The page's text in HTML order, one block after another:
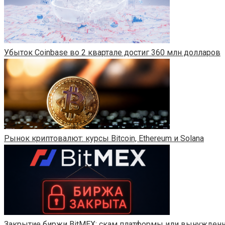
Убыток Coinbase во 2 квартале достиг 360 млн долларов
Рынок криптовалют: курсы Bitcoin, Ethereum и Solana